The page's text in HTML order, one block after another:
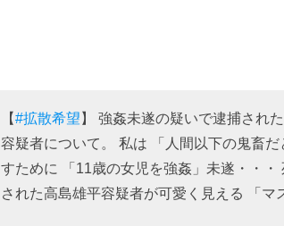
【#拡散希望 】 強姦未遂の疑いで逮捕され
容疑者について。 私は 「人間以下の鬼畜
すために 「11歳の女児を強姦」未遂・・
された高島雄平容疑者が可愛く見える 「マ